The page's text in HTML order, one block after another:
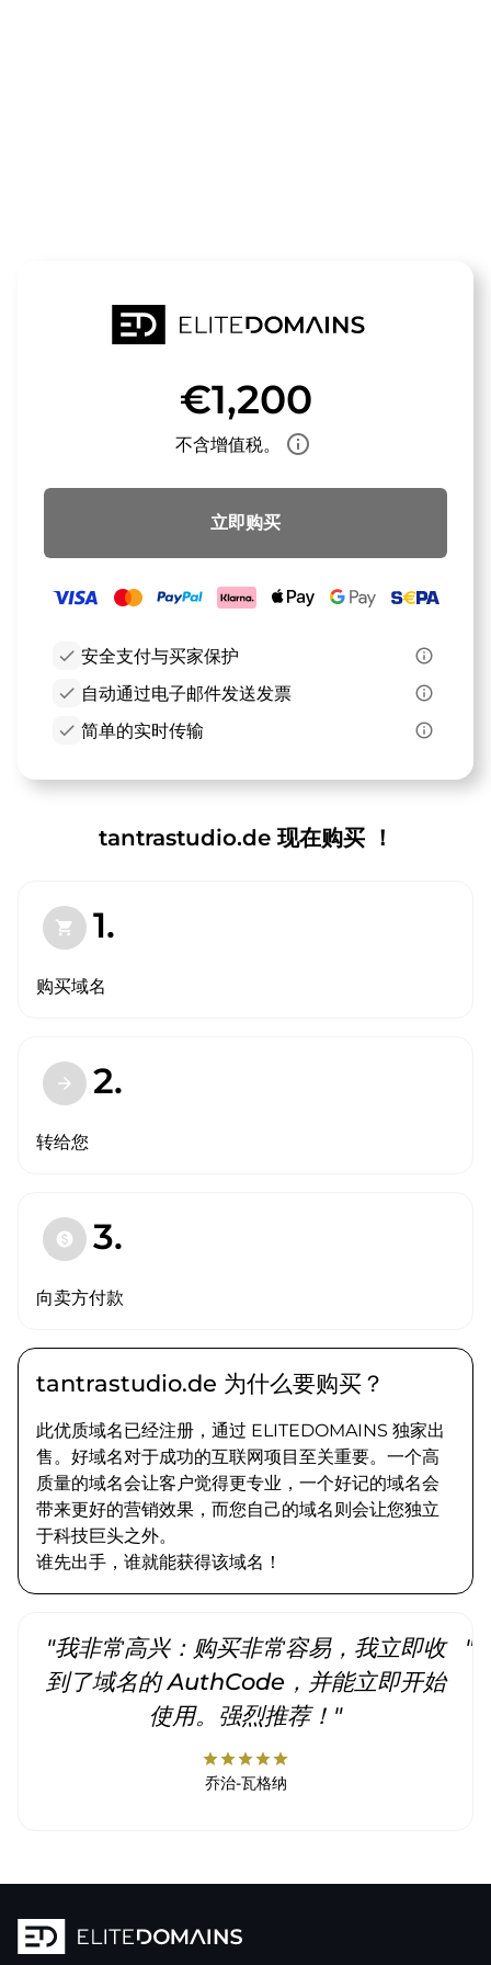
€1,200
不含增值税。 info_outline
立即购买
check 安全支付与买家保护
info_outline
check 自动通过电子邮件发送发票
info_outline
check 简单的实时传输 info_outline
tantrastudio.de 现在购买 ！
shopping_cart 1.
购买域名
arrow_forward 2.
转给您
paid 3.
向卖方付款
tantrastudio.de 为什么要购买？
此优质域名已经注册，通过 ELITEDOMAINS 独家出
售。好域名对于成功的互联网项目至关重要。一个高
质量的域名会让客户觉得更专业，一个好记的域名会
带来更好的营销效果，而您自己的域名则会让您独立
于科技巨头之外。
谁先出手，谁就能获得该域名！
"我非常高兴：购买非常容易，我立即收
到了域名的 AuthCode，并能立即开始
使用。强烈推荐！"
starstarstarstarstar
乔治-瓦格纳
"